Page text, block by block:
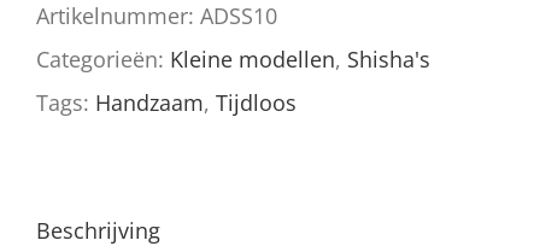
Steel
aantal
Artikelnummer: ADSS10
Categorieën: Kleine modellen, Shisha's
Tags: Handzaam, Tijdloos
Beschrijving